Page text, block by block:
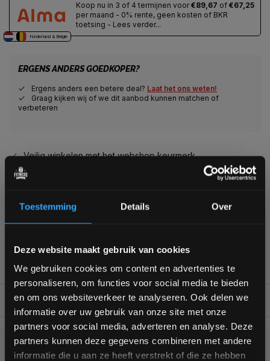
Toestemming Details Over
Deze website maakt gebruik van cookies
We gebruiken cookies om content en advertenties te
personaliseren, om functies voor social media te bieden
en om ons websiteverkeer te analyseren. Ook delen we
informatie over uw gebruik van onze site met onze
partners voor social media, adverteren en analyse. Deze
partners kunnen deze gegevens combineren met andere
informatie die u aan ze heeft verstrekt of die ze hebben
Nederland & Belgie
Koop nu in 3 of 4 termijnen voor €89,67 of €67,25
per maand - 0% rente, geen kosten of BKR
toetsing - Lees verder...
ERGENS ANDERS GOEDKOPER?
Ergens anders een betere deal? Laat het ons weten!
Graag kijken wij of we dit aanbod kunnen matchen of
verbeteren
Veilig winkelen met het webshop keurmerk
Veilig betalen met een grote keuze aan betaalopties
Professionele kwaliteit voor scherpe prijs
Complete gym inrichting mogelijk
BESCHRIJVING
KUNNEN WE HELPEN?
Bam! 5% korting op je volgende
bestelling
Schrijf je in voor onze nieuwsbrief om op de hoogte te
blijven over onze nieuwe producten, deals en meer
interessante info. Ontvang 5% korting op je eerstvolgende
aankoop! 😀